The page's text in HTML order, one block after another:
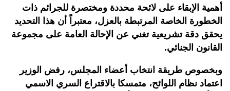
أهمية الإبقاء على لائحة محددة ومختصرة للجرائم ذات
الخطورة الخاصة المرتبطة بالعزل، معتبراً أن هذا التحديد
يحقق دقة تشريعية تغني عن الإحالة العامة على مجموعة
القانون الجنائي.
وبخصوص طريقة انتخاب أعضاء المجلس، رفض الوزير
اعتماد نظام اللوائح، متمسكا بالاقتراع السري الاسمي